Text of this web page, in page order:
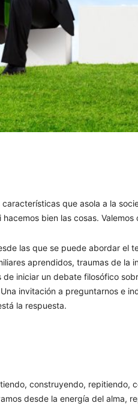
que asola a la
bien las cosas.
las que se puede abordar el
aprendidos, traumas de la
iniciar un debate filosófico
invitación a preguntarnos e
la respuesta.
construyendo, repitiendo,
desde la energía del alma,